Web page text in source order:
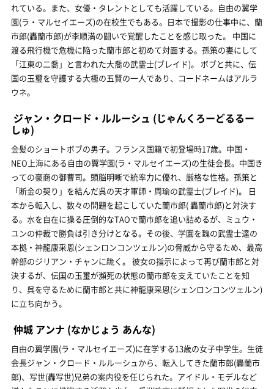
れている。また、女優・タレントとしても活躍している。自由の翼学
園(ラ・マルセイエーズ)の在校生でもある。日本で撮影の仕事中に、蘭
市郎(轟蘭市郎)が李順満の闘いで覚醒したことを感じ取った。 中国に
渡る飛行機で危機に陥った蘭市郎と初めて対面する。孫策の妻にして
「江東の二喬」と言われた大喬の武霊士(ブレイド)。 ボブと共に、伝
国の玉璽を守護する大極の五賢の一人であり、コードネームはアルラ
ウネ。
ジャン・クロード・ルルーシュ (じゃんくろーどるるー
しゅ)
金髪のショートボブの男子。フランス国籍で初登場時17歳。中国・
NEO上海にある自由の翼学園(ラ・マルセイエーズ)の生徒会長。中国き
っての豪商の御曹司。頭脳明晰で統率力に優れ、厳格な性格。孫策と
「断金の契り」を結んだ呉の天才軍師・周瑜の武霊士(ブレイド)。 日
本から転入し、数々の問題を起こしていた蘭市郎( 轟蘭市郎)と対決す
る。水を自在に操る圧倒的なTAOで蘭市郎を追い詰めるが、ミュウ・
ユンの仲裁で勝負は引き分けとなる。その後、学園を魏の武霊士達の
本拠・神龍康采恩(シェンロンコンツェルン)の脅威から守るため、最高
幹部のジリアン・チャンに跪く。 彼女の指示によって再び蘭市郎と対
決するが、伝国の玉璽が瀕死の状態の蘭市郎を支えていたことを知
り、呉を守るために蘭市郎と共に神龍康采恩(シェンロンコンツェルン)
に立ち向かう。
仲城 アンナ (なかじょう あんな)
自由の翼学園(ラ・マルセイエーズ)に在学する13歳の女子中学生。生徒
会長ジャン・クロード・ルルーシュから、転入してきた蘭市郎(轟蘭市
郎)、写世(轟写世)兄弟の案内役を任じられた。アイドル・モデルなど